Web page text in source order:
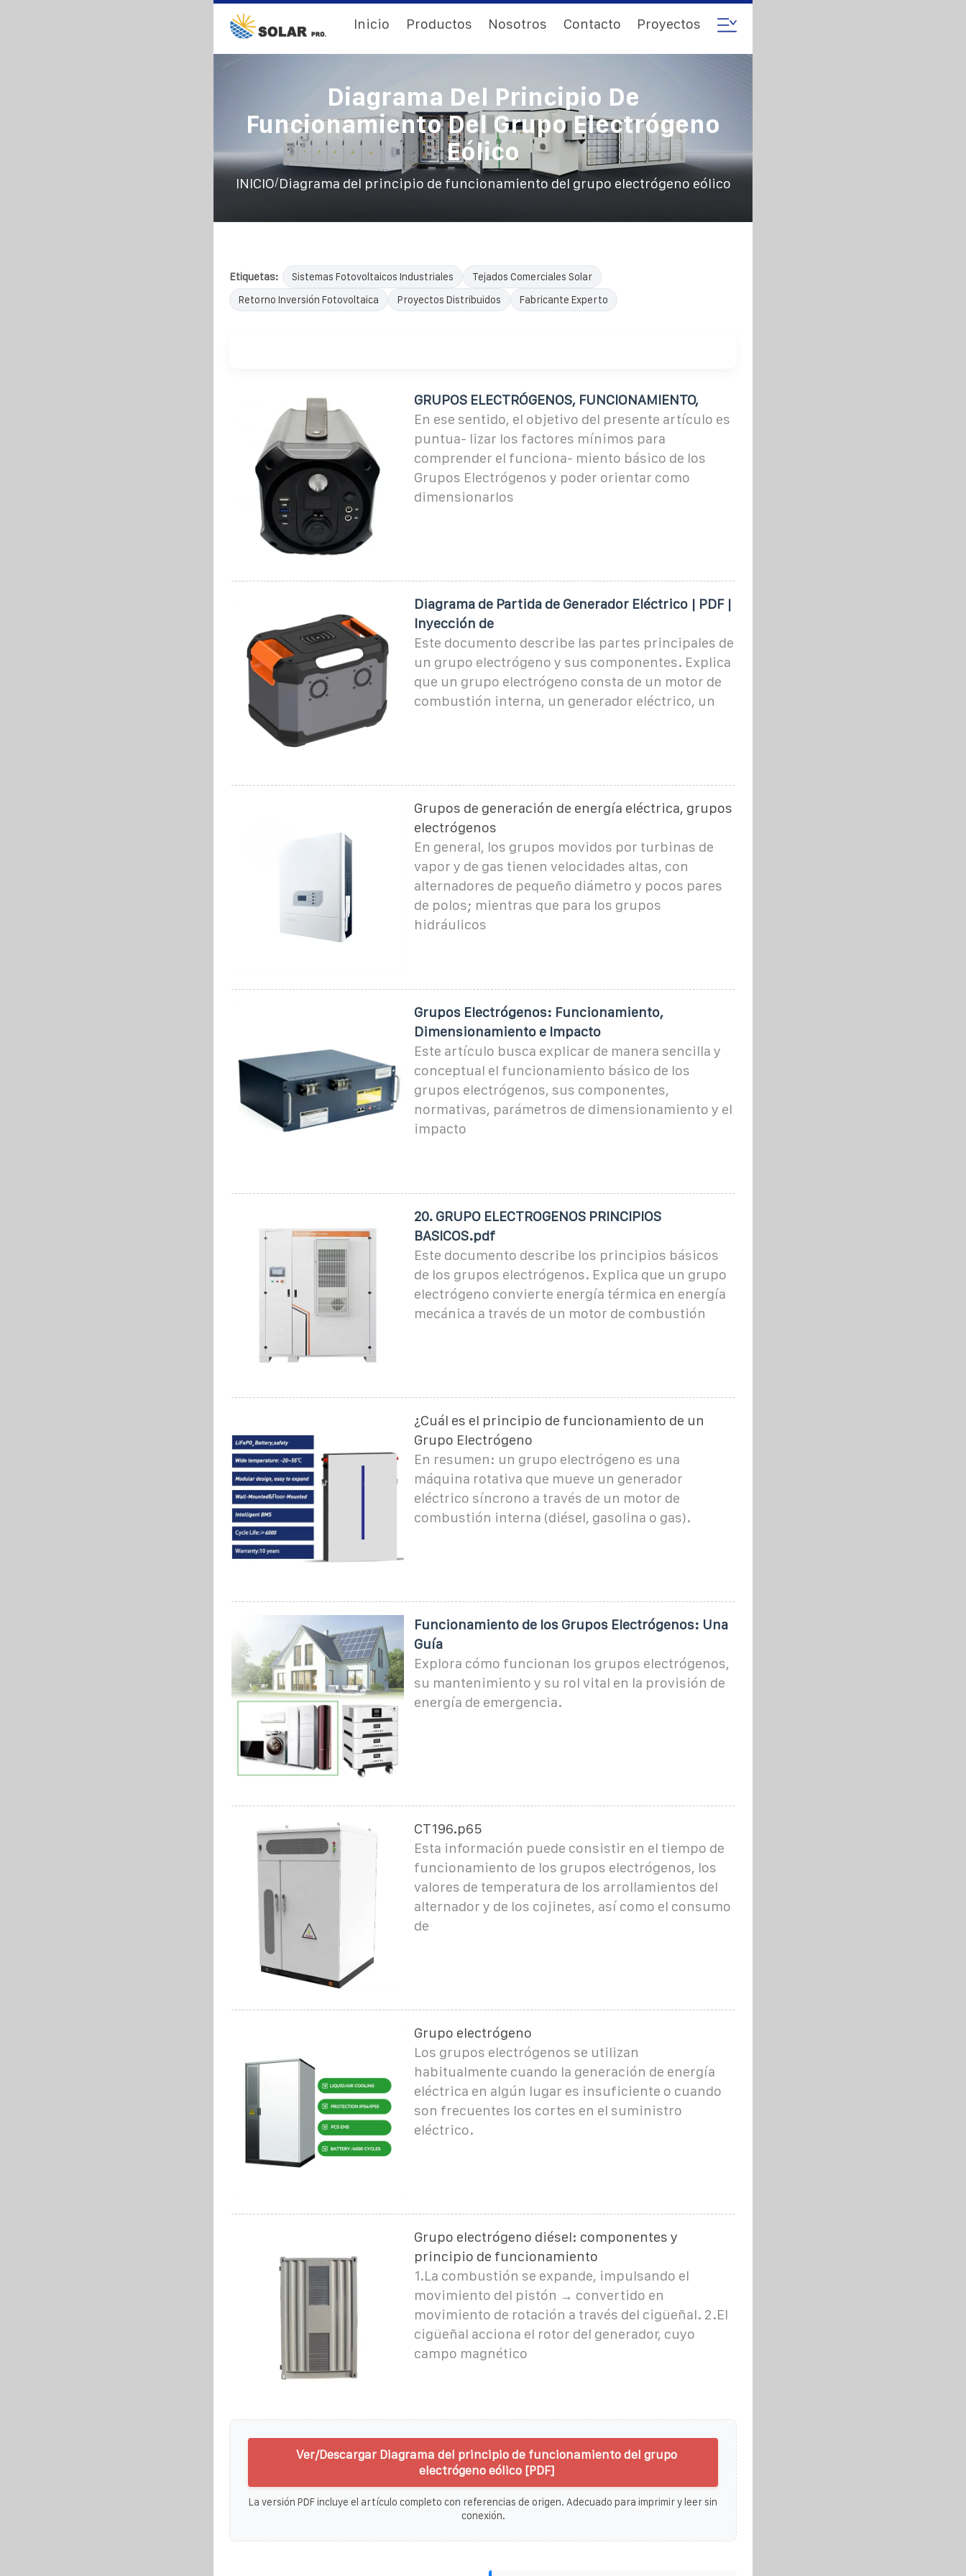
Inicio Productos Nosotros Contacto Proyectos
Diagrama Del Principio De
Funcionamiento Del Grupo Electrógeno
Eólico
INICIO/Diagrama del principio de funcionamiento del grupo electrógeno eólico
Etiquetas: Sistemas Fotovoltaicos Industriales
Tejados Comerciales Solar
Retorno Inversión Fotovoltaica
Proyectos Distribuidos Fabricante Experto
GRUPOS ELECTRÓGENOS, FUNCIONAMIENTO,
En ese sentido, el objetivo del presente artículo es
puntua- lizar los factores mínimos para
comprender el funciona- miento básico de los
Grupos Electrógenos y poder orientar como
dimensionarlos
Diagrama de Partida de Generador Eléctrico | PDF |
Inyección de
Este documento describe las partes principales de
un grupo electrógeno y sus componentes. Explica
que un grupo electrógeno consta de un motor de
combustión interna, un generador eléctrico, un
Grupos de generación de energía eléctrica, grupos
electrógenos
En general, los grupos movidos por turbinas de
vapor y de gas tienen velocidades altas, con
alternadores de pequeño diámetro y pocos pares
de polos; mientras que para los grupos
hidráulicos
Grupos Electrógenos: Funcionamiento,
Dimensionamiento e Impacto
Este artículo busca explicar de manera sencilla y
conceptual el funcionamiento básico de los
grupos electrógenos, sus componentes,
normativas, parámetros de dimensionamiento y el
impacto
20. GRUPO ELECTROGENOS PRINCIPIOS
BASICOS.pdf
Este documento describe los principios básicos
de los grupos electrógenos. Explica que un grupo
electrógeno convierte energía térmica en energía
mecánica a través de un motor de combustión
¿Cuál es el principio de funcionamiento de un
Grupo Electrógeno
En resumen: un grupo electrógeno es una
máquina rotativa que mueve un generador
eléctrico síncrono a través de un motor de
combustión interna (diésel, gasolina o gas).
Funcionamiento de los Grupos Electrógenos: Una
Guía
Explora cómo funcionan los grupos electrógenos,
su mantenimiento y su rol vital en la provisión de
energía de emergencia.
CT196.p65
Esta información puede consistir en el tiempo de
funcionamiento de los grupos electrógenos, los
valores de temperatura de los arrollamientos del
alternador y de los cojinetes, así como el consumo
de
Grupo electrógeno
Los grupos electrógenos se utilizan
habitualmente cuando la generación de energía
eléctrica en algún lugar es insuficiente o cuando
son frecuentes los cortes en el suministro
eléctrico.
Grupo electrógeno diésel: componentes y
principio de funcionamiento
1.La combustión se expande, impulsando el
movimiento del pistón → convertido en
movimiento de rotación a través del cigüeñal. 2.El
cigüeñal acciona el rotor del generador, cuyo
campo magnético
Ver/Descargar Diagrama del principio de funcionamiento del grupo
electrógeno eólico [PDF]
La versión PDF incluye el artículo completo con referencias de origen. Adecuado para imprimir y leer sin
conexión.